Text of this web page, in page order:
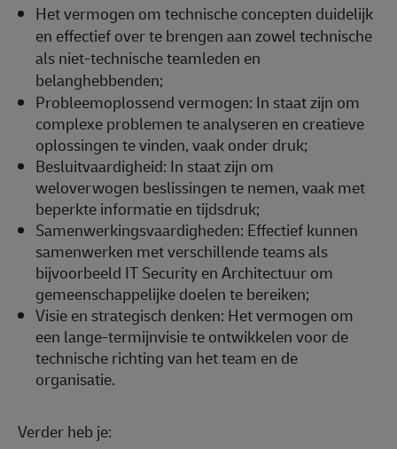
Het vermogen om technische concepten duidelijk
en effectief over te brengen aan zowel technische
als niet-technische teamleden en
belanghebbenden;
Probleemoplossend vermogen: In staat zijn om
complexe problemen te analyseren en creatieve
oplossingen te vinden, vaak onder druk;
Besluitvaardigheid: In staat zijn om
weloverwogen beslissingen te nemen, vaak met
beperkte informatie en tijdsdruk;
Samenwerkingsvaardigheden: Effectief kunnen
samenwerken met verschillende teams als
bijvoorbeeld IT Security en Architectuur om
gemeenschappelijke doelen te bereiken;
Visie en strategisch denken: Het vermogen om
een lange-termijnvisie te ontwikkelen voor de
technische richting van het team en de
organisatie.
Verder heb je: